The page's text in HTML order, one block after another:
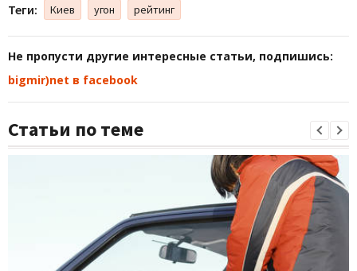
Теги: Киев угон рейтинг
Не пропусти другие интересные статьи, подпишись:
bigmir)net в facebook
Статьи по теме